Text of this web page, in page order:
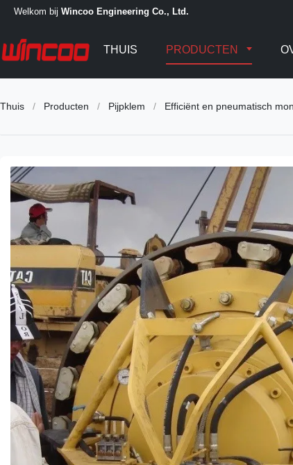
Welkom bij Wincoo Engineering Co., Ltd.
THUIS PRODUCTEN
Thuis / Producten / Pijpklem / Efficiënt en pneumatisch